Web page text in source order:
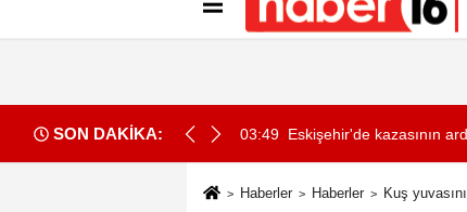
İletişim Gizlilik İlkeleri
SON DAKİKA:
çöp yığınları arasında bulundu 03:49 Eskişehir'de kazasının
Haberler Haberler Kuş